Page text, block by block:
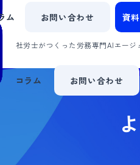
社労士がつくった労務専門AIエージ
コラム お問い合わせ
ム お問い合わせ 資